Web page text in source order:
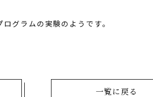
グラムの実験のようです。
一覧に戻る